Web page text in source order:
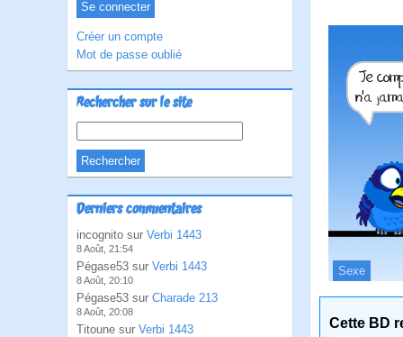
Créer un compte
Mot de passe oublié
Rechercher sur le site
Derniers commentaires
incognito sur Verbi 1443
8 Août, 21:54
Pégase53 sur Verbi 1443
8 Août, 20:10
Pégase53 sur Charade 213
8 Août, 20:08
Titoune sur Verbi 1443
Sexe
Cette BD